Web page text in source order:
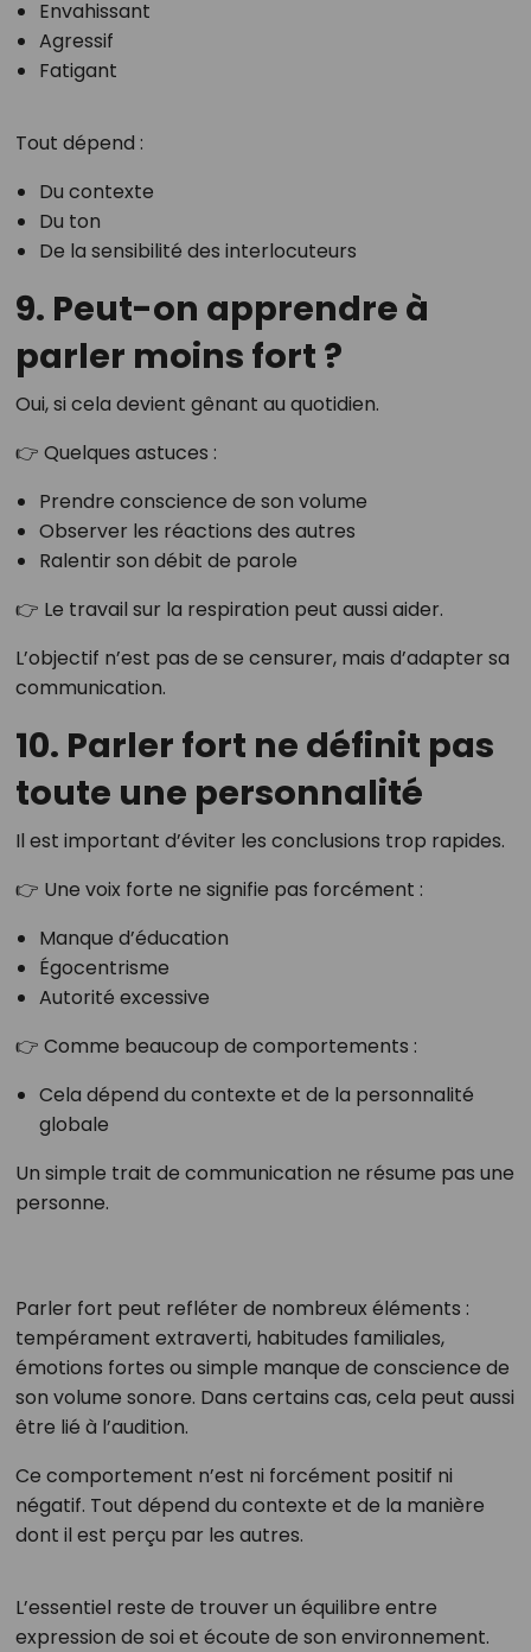
Envahissant
Agressif
Fatigant
Tout dépend :
Du contexte
Du ton
De la sensibilité des interlocuteurs
9. Peut-on apprendre à
parler moins fort ?
Oui, si cela devient gênant au quotidien.
👉 Quelques astuces :
Prendre conscience de son volume
Observer les réactions des autres
Ralentir son débit de parole
👉 Le travail sur la respiration peut aussi aider.
L’objectif n’est pas de se censurer, mais d’adapter sa
communication.
10. Parler fort ne définit pas
toute une personnalité
Il est important d’éviter les conclusions trop rapides.
👉 Une voix forte ne signifie pas forcément :
Manque d’éducation
Égocentrisme
Autorité excessive
👉 Comme beaucoup de comportements :
Cela dépend du contexte et de la personnalité
globale
Un simple trait de communication ne résume pas une
personne.
Parler fort peut refléter de nombreux éléments :
tempérament extraverti, habitudes familiales,
émotions fortes ou simple manque de conscience de
son volume sonore. Dans certains cas, cela peut aussi
être lié à l’audition.
Ce comportement n’est ni forcément positif ni
négatif. Tout dépend du contexte et de la manière
dont il est perçu par les autres.
L’essentiel reste de trouver un équilibre entre
expression de soi et écoute de son environnement.